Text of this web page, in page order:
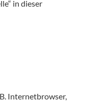
in dieser
Internetbrowser,